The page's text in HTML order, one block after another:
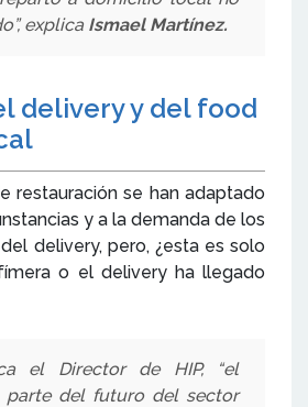
explica Ismael Martínez.
delivery y del food
restauración se han adaptado
y a la demanda de los
delivery, pero, ¿esta es solo
o el delivery ha llegado
el Director de HIP, “el
parte del futuro del sector